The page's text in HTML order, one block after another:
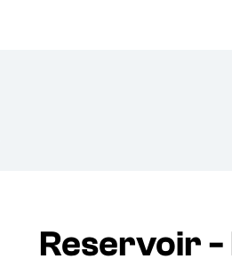
Reservoir -